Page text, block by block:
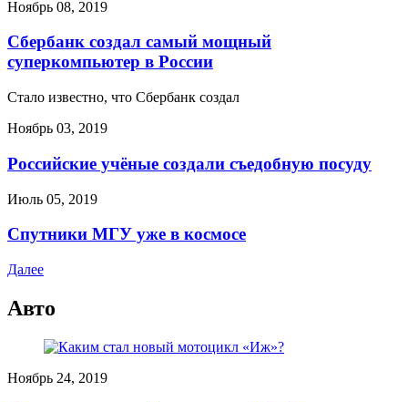
Ноябрь 08, 2019
Сбербанк создал самый мощный
суперкомпьютер в России
Стало известно, что Сбербанк создал
Ноябрь 03, 2019
Российские учёные создали съедобную посуду
Июль 05, 2019
Спутники МГУ уже в космосе
Далее
Авто
Ноябрь 24, 2019